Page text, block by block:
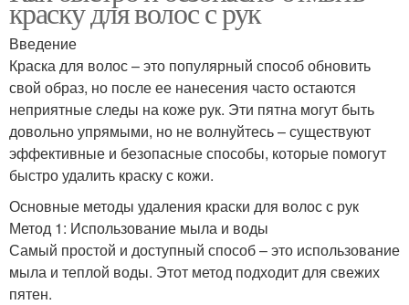
краску для волос с рук
Введение
Краска для волос – это популярный способ обновить
свой образ, но после ее нанесения часто остаются
неприятные следы на коже рук. Эти пятна могут быть
довольно упрямыми, но не волнуйтесь – существуют
эффективные и безопасные способы, которые помогут
быстро удалить краску с кожи.
Основные методы удаления краски для волос с рук
Метод 1: Использование мыла и воды
Самый простой и доступный способ – это использование
мыла и теплой воды. Этот метод подходит для свежих
пятен.